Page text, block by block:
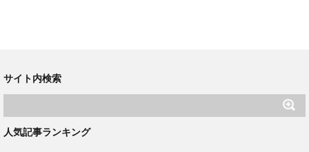
サイト内検索
人気記事ランキング